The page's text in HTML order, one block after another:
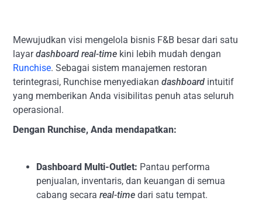
Mewujudkan visi mengelola bisnis F&B besar dari satu
layardashboard real-time kini lebih mudah dengan
Runchise. Sebagai sistem manajemen restoran
terintegrasi, Runchise menyediakandashboard intuitif
yang memberikan Anda visibilitas penuh atas seluruh
operasional.
Dengan Runchise, Anda mendapatkan:
Dashboard Multi-Outlet: Pantau performa
penjualan, inventaris, dan keuangan di semua
cabang secarareal-time dari satu tempat.